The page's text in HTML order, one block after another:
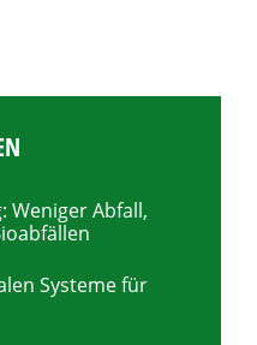
Weniger Abfall,
Systeme für